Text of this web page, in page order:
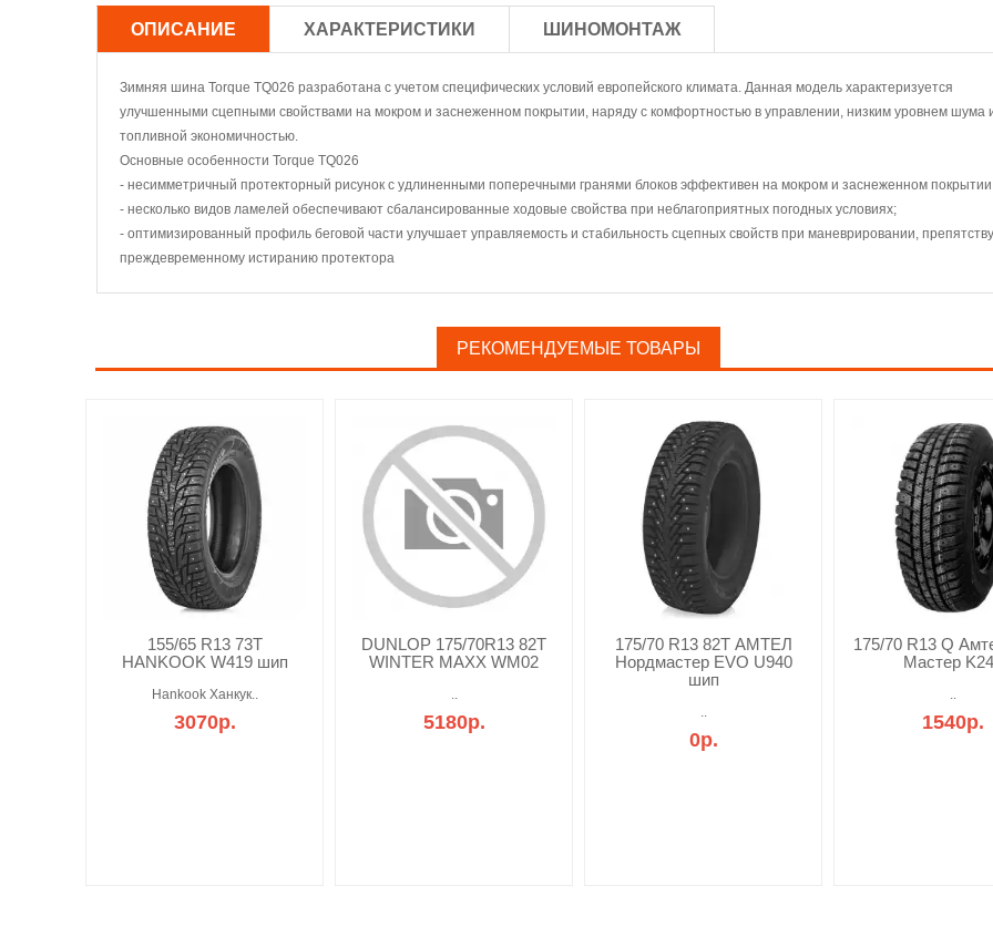
ОПИСАНИЕ ХАРАКТЕРИСТИКИ ШИНОМОНТАЖ
Зимняя шина Torque TQ026 разработана с учетом специфических условий европейского климата. Данная модель характеризуется
улучшенными сцепными свойствами на мокром и заснеженном покрытии, наряду с комфортностью в управлении, низким уровнем шума
топливной экономичностью.
Основные особенности Torque TQ026
- несимметричный протекторный рисунок с удлиненными поперечными гранями блоков эффективен на мокром и заснеженном
- несколько видов ламелей обеспечивают сбалансированные ходовые свойства при неблагоприятных погодных условиях;
- оптимизированный профиль беговой части улучшает управляемость и стабильность сцепных свойств при маневрировании,
преждевременному истиранию протектора
РЕКОМЕНДУЕМЫЕ ТОВАРЫ
155/65 R13 73T
HANKOOK W419 шип
Hankook Ханкук..
3070р.
DUNLOP 175/70R13 82T
WINTER MAXX WM02
..
5180р.
175/70 R13 82T АМТЕЛ
Нордмастер EVO U940
шип
..
0р.
175/70 R13 Q
Мастер
..
1540р.